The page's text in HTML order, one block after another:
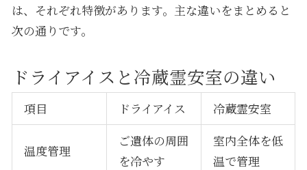
は、それぞれ特徴があります。主な違いをまとめると
次の通りです。
ドライアイスと冷蔵霊安室の違い
項目 ドライアイス 冷蔵霊安室
温度管理
ご遺体の周囲
を冷やす
室内全体を低
温で管理